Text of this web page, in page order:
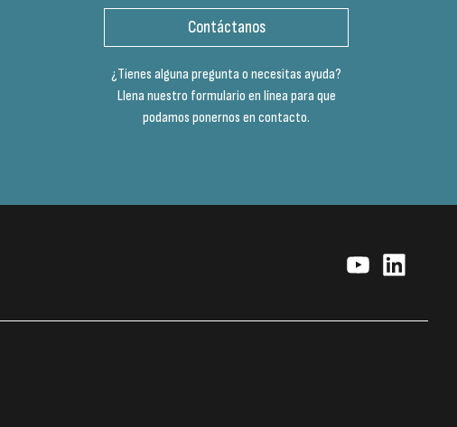
Contáctanos
¿Tienes alguna pregunta o necesitas ayuda?
Llena nuestro formulario en línea para que
podamos ponernos en contacto.